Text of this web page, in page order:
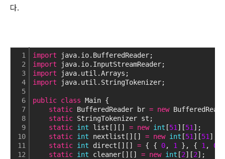
다.
1
2
3
4
5
6
7
8
9
10
11
12
import java.io.BufferedReader;
import java.io.InputStreamReader;
import java.util.Arrays;
import java.util.StringTokenizer;
public class Main {
static BufferedReader br = new
static StringTokenizer st;
static int list[][] = new int [51 ][51 ];
static int nextlist[][] = new int [51 ][51 ];
static int direct[][] = { { 0, 1 }, { 1 , 0
static int cleaner[][] = new int [2][2];